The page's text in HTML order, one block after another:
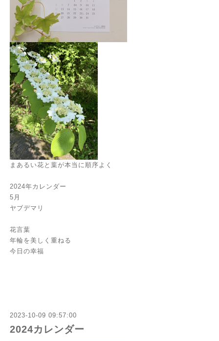
まあるい花と葉が本当に順序よく
2024年カレンダー
5月
ヤブデマリ
花言葉
年輪を美しく重ねる
今日の幸福
2023-10-09 09:57:00
2024カレンダー